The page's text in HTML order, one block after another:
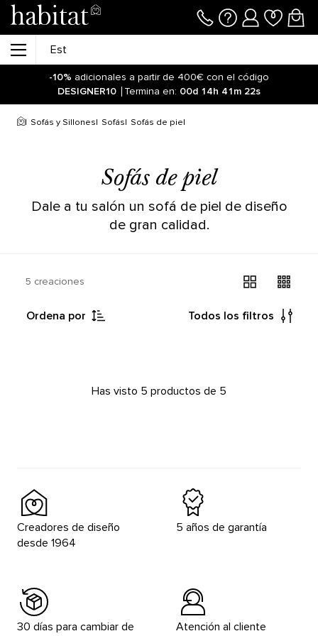
-10% adicionales a partir de 400€ con el código
DESIGNER10
Termina en: 00d 14h 41m 22s
Sofás y Sillones Sofás Sofás de piel
Sofás de piel
Dale a tu salón un sofá de piel de diseño
de gran calidad.
5 creaciones
Ordena por Todos los filtros
Has visto 5 productos de 5
Creadores de diseño
desde 1964
5 años de garantía
30 días para cambiar de
Atención al cliente